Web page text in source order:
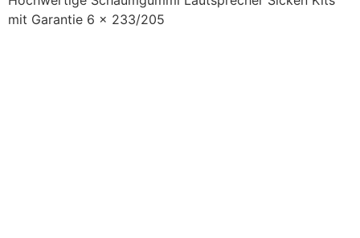
mit Garantie 6 x 233/205